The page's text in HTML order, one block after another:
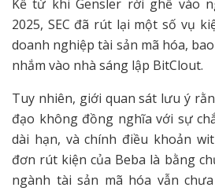
Kể từ khi Gensler rời ghế vào
2025, SEC đã rút lại một số vụ
doanh nghiệp tài sản mã hóa,
nhắm vào nhà sáng lập BitClout.
Tuy nhiên, giới quan sát lưu ý
đạo không đồng nghĩa với sự
dài hạn, và chính điều khoản
đơn rút kiện của Beba là bằng
ngành tài sản mã hóa vẫn